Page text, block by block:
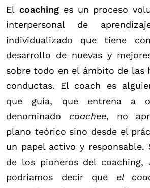
El coachinges un proceso
interpersonal de
individualizado que tiene
desarrollo de nuevas y
sobre todo en el ámbito de las
conductas. El coach es
que guía, que entrena a
denominado coachee, no
plano teórico sino desde el
un papel activo y responsable.
de los pioneros del coaching,
podríamos decir que el